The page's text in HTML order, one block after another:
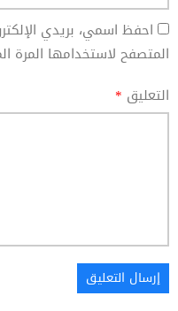
احفظ اسمي، بريدي
المتصفح لاستخدامها المرة
التعليق *